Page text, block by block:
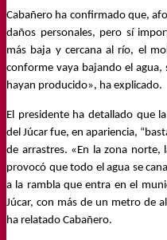
Cabañero ha confirmado que,
daños personales, pero sí
más baja y cercana al río, el
conforme vaya bajando el agua,
hayan producido», ha explicado.
El presidente ha detallado que
del Júcar fue, en apariencia,
de arrastres. «En la zona norte,
provocó que todo el agua se
a la rambla que entra en el
Júcar, con más de un metro de
ha relatado Cabañero.